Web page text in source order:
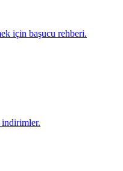
için başucu rehberi.
indirimler.